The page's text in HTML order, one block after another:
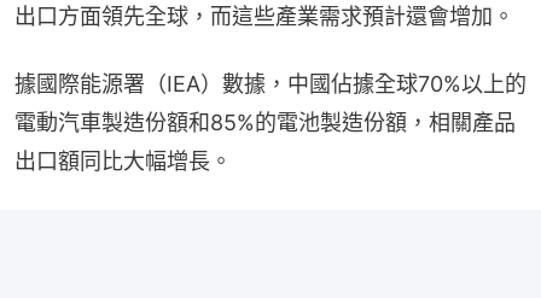
出口方面領先全球，而這些產業需求預計還會增加。
據國際能源署（IEA）數據，中國佔據全球70%以上的
電動汽車製造份額和85%的電池製造份額，相關產品
出口額同比大幅增長。